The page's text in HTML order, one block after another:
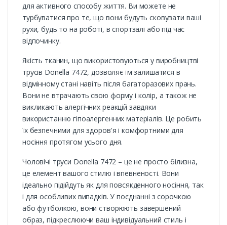
для активного способу життя. Ви можете не
турбуватися про те, що вони будуть сковувати ваші
рухи, будь то на роботі, в спортзалі або під час
відпочинку.
Якість тканин, що використовуються у виробництві
трусів Donella 7472, дозволяє їм залишатися в
відмінному стані навіть після багаторазових прань.
Вони не втрачають свою форму і колір, а також не
викликають алергічних реакцій завдяки
використанню гіпоалергенних матеріалів. Це робить
їх безпечними для здоров'я і комфортними для
носіння протягом усього дня.
Чоловічі труси Donella 7472 – це не просто білизна,
це елемент вашого стилю і впевненості. Вони
ідеально підійдуть як для повсякденного носіння, так
і для особливих випадків. У поєднанні з сорочкою
або футболкою, вони створюють завершений
образ, підкреслюючи ваш індивідуальний стиль і